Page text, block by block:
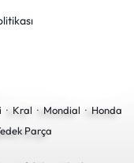
· Kral · Mondial · Honda
Parça